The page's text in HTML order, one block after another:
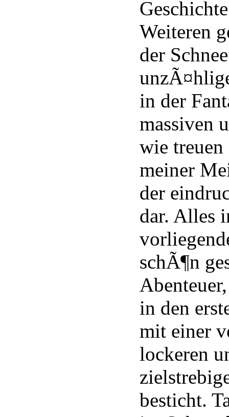
Weiteren
der
in der
massiven
wie
meiner
der
dar. Alles
schÃ¶n
in den
mit einer
lockeren
besticht.